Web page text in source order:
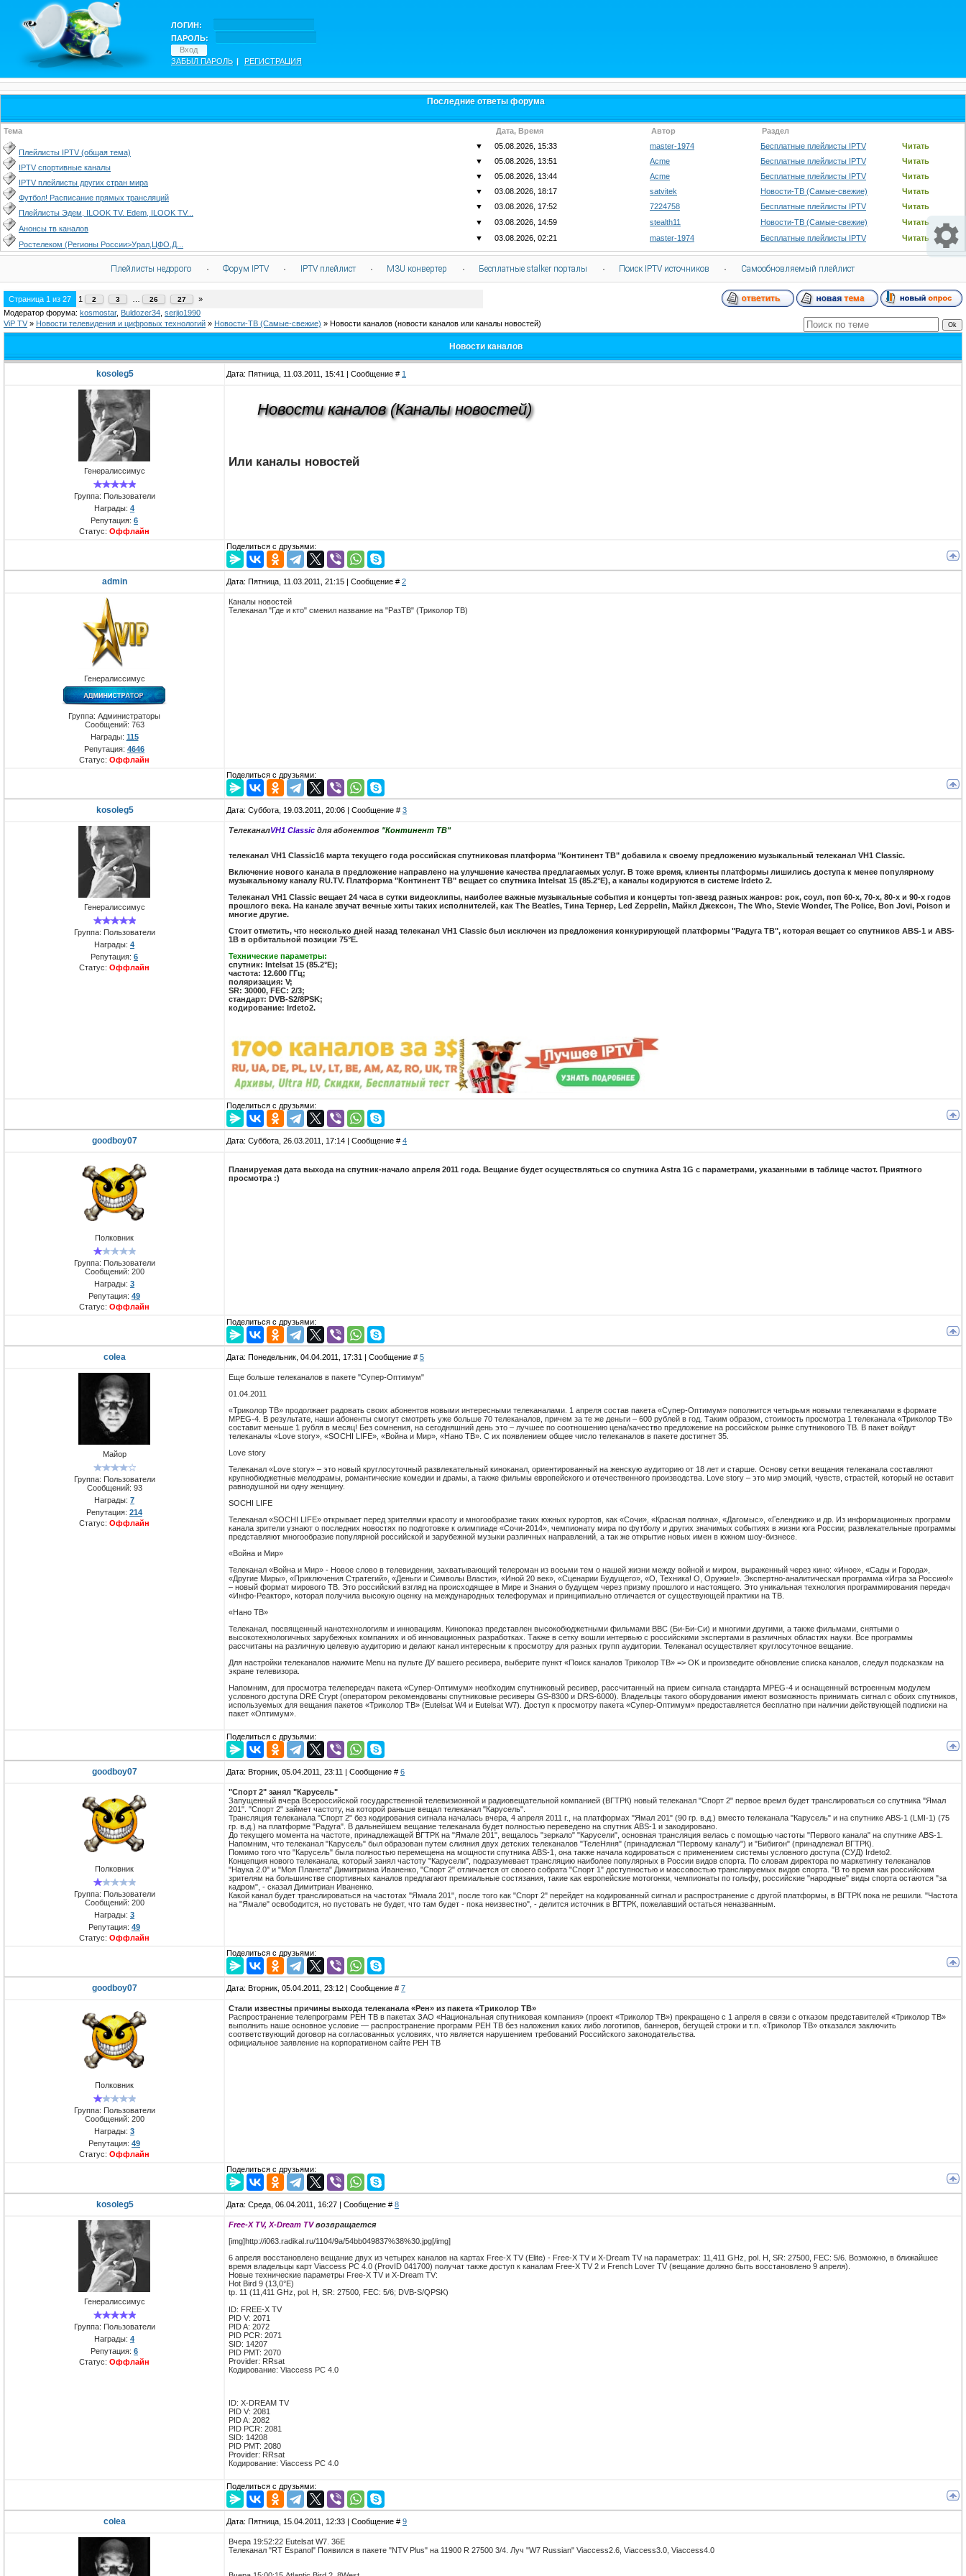
ЛОГИН:
ПАРОЛЬ:
ЗАБЫЛ ПАРОЛЬ | РЕГИСТРАЦИЯ
Последние ответы форума
Тема Дата, Время Автор Раздел
Плейлисты IPTV (общая тема)
▼ 05.08.2026, 15:33 master-1974 Бесплатные плейлисты IPTV Читать
IPTV спортивные каналы
▼ 05.08.2026, 13:51 Acme Бесплатные плейлисты IPTV Читать
IPTV плейлисты других стран мира
▼ 05.08.2026, 13:44 Acme Бесплатные плейлисты IPTV Читать
Футбол! Расписание прямых трансляций
▼ 03.08.2026, 18:17 satvitek Новости-ТВ (Самые-свежие) Читать
Плейлисты Эдем, ILOOK TV. Edem, ILOOK TV...
▼ 03.08.2026, 17:52 7224758 Бесплатные плейлисты IPTV Читать
Анонсы тв каналов
▼ 03.08.2026, 14:59 stealth11 Новости-ТВ (Самые-свежие) Читать
Ростелеком (Регионы России>Урал,ЦФО,Д...
▼ 03.08.2026, 02:21 master-1974 Бесплатные плейлисты IPTV Читать
Плейлисты недорого · Форум IPTV · IPTV плейлист · M3U конвертер · Бесплатные stalker порталы · Поиск IPTV источников · Самообновляемый плейлист
Страница 1 из 27 1 2 3 26 27
»
Модератор форума: kosmostar, Buldozer34 serjio1990
ViP TV » Новости телевидения и цифровых технологий » Новости-ТВ (Самые-свежие) » Новости каналов (новости каналов или каналы новостей)
Новости каналов
kosoleg5 Дата: Пятница, 11.03.2011, 15:41 | Сообщение # 1
Генералиссимус
Группа: Пользователи
Награды: 4
Репутация: 6
Статус: Оффлайн
Новости каналов (Каналы новостей)
Или каналы новостей
Поделиться с друзьями:
admin Дата: Пятница, 11.03.2011, 21:15 | Сообщение # 2
Генералиссимус
Группа: Администраторы
Сообщений: 763
Награды: 115
Репутация: 4646
Статус: Оффлайн
Каналы новостей
Телеканал "Где и кто" сменил название на "РазТВ" (Триколор ТВ)
Поделиться с друзьями:
kosoleg5 Дата: Суббота, 19.03.2011, 20:06 | Сообщение # 3
Генералиссимус
Группа: Пользователи
Награды: 4
Репутация: 6
Статус: Оффлайн
ТелеканалVH1 Classic для абонентов "Континент ТВ"
телеканал VH1 Classic16 марта текущего года российская спутниковая платформа "Континент ТВ" добавила к своему предложению музыкальный телеканал VH1 Classic.
Включение нового канала в предложение направлено на улучшение качества предлагаемых услуг. В тоже время, клиенты платформы лишились доступа к менее популярному
музыкальному каналу RU.TV. Платформа "Континент ТВ" вещает со спутника Intelsat 15 (85.2°E), а каналы кодируются в системе Irdeto 2.
Телеканал VH1 Classic вещает 24 часа в сутки видеоклипы, наиболее важные музыкальные события и концерты топ-звезд разных жанров: рок, соул, поп 60-х, 70-х, 80-х и 90-х годов
прошлого века. На канале звучат вечные хиты таких исполнителей, как The Beatles, Тина Тернер, Led Zeppelin, Майкл Джексон, The Who, Stevie Wonder, The Police, Bon Jovi, Poison и
многие другие.
Стоит отметить, что несколько дней назад телеканал VH1 Classic был исключен из предложения конкурирующей платформы "Радуга ТВ", которая вещает со спутников ABS-1 и ABS-
1B в орбитальной позиции 75°E.
Технические параметры:
спутник: Intelsat 15 (85.2°E);
частота: 12.600 ГГц;
поляризация: V;
SR: 30000, FEC: 2/3;
стандарт: DVB-S2/8PSK;
кодирование: Irdeto2.
Поделиться с друзьями:
goodboy07 Дата: Суббота, 26.03.2011, 17:14 | Сообщение # 4
Полковник
Группа: Пользователи
Сообщений: 200
Награды: 3
Репутация: 49
Статус: Оффлайн
Планируемая дата выхода на спутник-начало апреля 2011 года. Вещание будет осуществляться со спутника Astra 1G с параметрами, указанными в таблице частот. Приятного
просмотра :)
Поделиться с друзьями:
colea Дата: Понедельник, 04.04.2011, 17:31 | Сообщение # 5
Майор
Группа: Пользователи
Сообщений: 93
Награды: 7
Репутация: 214
Статус: Оффлайн
Еще больше телеканалов в пакете "Супер-Оптимум"
01.04.2011
«Триколор ТВ» продолжает радовать своих абонентов новыми интересными телеканалами. 1 апреля состав пакета «Супер-Оптимум» пополнится четырьмя новыми телеканалами в формате
MPEG-4. В результате, наши абоненты смогут смотреть уже больше 70 телеканалов, причем за те же деньги – 600 рублей в год. Таким образом, стоимость просмотра 1 телеканала «Триколор ТВ»
составит меньше 1 рубля в месяц! Без сомнения, на сегодняшний день это – лучшее по соотношению цена/качество предложение на российском рынке спутникового ТВ. В пакет войдут
телеканалы «Love story», «SOCHI LIFE», «Война и Мир», «Нано ТВ». С их появлением общее число телеканалов в пакете достигнет 35.
Love story
Телеканал «Love story» – это новый круглосуточный развлекательный киноканал, ориентированный на женскую аудиторию от 18 лет и старше. Основу сетки вещания телеканала составляют
крупнобюджетные мелодрамы, романтические комедии и драмы, а также фильмы европейского и отечественного производства. Love story – это мир эмоций, чувств, страстей, который не оставит
равнодушной ни одну женщину.
SOCHI LIFE
Телеканал «SOCHI LIFE» открывает перед зрителями красоту и многообразие таких южных курортов, как «Сочи», «Красная поляна», «Дагомыс», «Геленджик» и др. Из информационных программ
канала зрители узнают о последних новостях по подготовке к олимпиаде «Сочи-2014», чемпионату мира по футболу и других значимых событиях в жизни юга России; развлекательные программы
представляют многообразие популярной российской и зарубежной музыки различных направлений, а так же открытие новых имен в южном шоу-бизнесе.
«Война и Мир»
Телеканал «Война и Мир» - Новое слово в телевидении, захватывающий телероман из восьми тем о нашей жизни между войной и миром, выраженный через кино: «Иное», «Сады и Города»,
«Другие Миры», «Приключения Стратегий», «Деньги и Символы Власти», «Иной 20 век», «Сценарии Будущего», «О, Техника! О, Оружие!». Экспертно-аналитическая программа «Игра за Россию!»
– новый формат мирового ТВ. Это российский взгляд на происходящее в Мире и Знания о будущем через призму прошлого и настоящего. Это уникальная технология программирования передач
«Инфо-Реактор», которая получила высокую оценку на международных телефорумах и принципиально отличается от существующей практики на ТВ.
«Нано ТВ»
Телеканал, посвященный нанотехнологиям и инновациям. Кинопоказ представлен высокобюджетными фильмами BBC (Би-Би-Си) и многими другими, а также фильмами, снятыми о
высокотехнологичных зарубежных компаниях и об инновационных разработках. Также в сетку вошли интервью с российскими экспертами в различных областях науки. Все программы
расcчитаны на различную целевую аудиторию и делают канал интересным к просмотру для разных групп аудитории. Телеканал осуществляет круглосуточное вещание.
Для настройки телеканалов нажмите Menu на пульте ДУ вашего ресивера, выберите пункт «Поиск каналов Триколор ТВ» => OK и произведите обновление списка каналов, следуя подсказкам на
экране телевизора.
Напомним, для просмотра телепередач пакета «Супер-Оптимум» необходим спутниковый ресивер, рассчитанный на прием сигнала стандарта MPEG-4 и оснащенный встроенным модулем
условного доступа DRE Crypt (оператором рекомендованы спутниковые ресиверы GS-8300 и DRS-6000). Владельцы такого оборудования имеют возможность принимать сигнал с обоих спутников,
используемых для вещания пакетов «Триколор ТВ» (Eutelsat W4 и Eutelsat W7). Доступ к просмотру пакета «Супер-Оптимум» предоставляется бесплатно при наличии действующей подписки на
пакет «Оптимум».
Поделиться с друзьями:
goodboy07 Дата: Вторник, 05.04.2011, 23:11 | Сообщение # 6
Полковник
Группа: Пользователи
Сообщений: 200
Награды: 3
Репутация: 49
Статус: Оффлайн
"Спорт 2" занял "Карусель"
Запущенный вчера Всероссийской государственной телевизионной и радиовещательной компанией (ВГТРК) новый телеканал "Спорт 2" первое время будет транслироваться со спутника "Ямал
201". "Спорт 2" займет частоту, на которой раньше вещал телеканал "Карусель".
Трансляция телеканала "Спорт 2" без кодирования сигнала началась вчера, 4 апреля 2011 г., на платформах "Ямал 201" (90 гр. в.д.) вместо телеканала "Карусель" и на спутнике ABS-1 (LMI-1) (75
гр. в.д.) на платформе "Радуга". В дальнейшем вещание телеканала будет полностью переведено на спутник ABS-1 и закодировано.
До текущего момента на частоте, принадлежащей ВГТРК на "Ямале 201", вещалось "зеркало" "Карусели", основная трансляция велась с помощью частоты "Первого канала" на спутнике ABS-1.
Напомним, что телеканал "Карусель" был образован путем слияния двух детских телеканалов "ТелеНяня" (принадлежал "Первому каналу") и "Бибигон" (принадлежал ВГТРК).
Помимо того что "Карусель" была полностью перемещена на мощности спутника ABS-1, она также начала кодироваться с применением системы условного доступа (СУД) Irdeto2.
Концепция нового телеканала, который занял частоту "Карусели", подразумевает трансляцию наиболее популярных в России видов спорта. По словам директора по маркетингу телеканалов
"Наука 2.0" и "Моя Планета" Димитриана Иваненко, "Спорт 2" отличается от своего собрата "Спорт 1" доступностью и массовостью транслируемых видов спорта. "В то время как российским
зрителям на большинстве спортивных каналов предлагают премиальные состязания, такие как европейские мотогонки, чемпионаты по гольфу, российские "народные" виды спорта остаются "за
кадром", - сказал Димитриан Иваненко.
Какой канал будет транслироваться на частотах "Ямала 201", после того как "Спорт 2" перейдет на кодированный сигнал и распространение с другой платформы, в ВГТРК пока не решили. "Частота
на "Ямале" освободится, но пустовать не будет, что там будет - пока неизвестно", - делится источник в ВГТРК, пожелавший остаться неназванным.
Поделиться с друзьями:
goodboy07 Дата: Вторник, 05.04.2011, 23:12 | Сообщение # 7
Полковник
Группа: Пользователи
Сообщений: 200
Награды: 3
Репутация: 49
Статус: Оффлайн
Стали известны причины выхода телеканала «Рен» из пакета «Триколор ТВ»
Распространение телепрограмм РЕН ТВ в пакетах ЗАО «Национальная спутниковая компания» (проект «Триколор ТВ») прекращено c 1 апреля в связи с отказом представителей «Триколор ТВ»
выполнить наше основное условие — распространение программ РЕН ТВ без наложения каких либо логотипов, баннеров, бегущей строки и т.п. «Триколор ТВ» отказался заключить
соответствующий договор на согласованных условиях, что является нарушением требований Российского законодательства.
официальное заявление на корпоративном сайте РЕН ТВ
Поделиться с друзьями:
kosoleg5 Дата: Среда, 06.04.2011, 16:27 | Сообщение # 8
Генералиссимус
Группа: Пользователи
Награды: 4
Репутация: 6
Статус: Оффлайн
Free-X TV, X-Dream TVвозвращается
[img]http://i063.radikal.ru/1104/9a/54bb049837%38%30.jpg[/img]
6 апреля восстановлено вещание двух из четырех каналов на картах Free-X TV (Elite) - Free-X TV и X-Dream TV на параметрах: 11,411 GHz, pol. H, SR: 27500, FEC: 5/6. Возможно, в ближайшее
время владельцы карт Viaccess PC 4.0 (ProvID 041700) получат также доступ к каналам Free-X TV 2 и French Lover TV (вещание должно быть восстановлено 9 апреля).
Новые технические параметры Free-X TV и X-Dream TV:
Hot Bird 9 (13,0°E)
tp. 11 (11,411 GHz, pol. H, SR: 27500, FEC: 5/6; DVB-S/QPSK)
ID: FREE-X TV
PID V: 2071
PID A: 2072
PID PCR: 2071
SID: 14207
PID PMT: 2070
Provider: RRsat
Кодирование: Viaccess PC 4.0
ID: X-DREAM TV
PID V: 2081
PID A: 2082
PID PCR: 2081
SID: 14208
PID PMT: 2080
Provider: RRsat
Кодирование: Viaccess PC 4.0
Поделиться с друзьями:
colea Дата: Пятница, 15.04.2011, 12:33 | Сообщение # 9
Вчера 19:52:22 Eutelsat W7. 36E
Телеканал "RT Espanol" Появился в пакете "NTV Plus" на 11900 R 27500 3/4. Луч "W7 Russian" Viaccess2.6, Viaccess3.0, Viaccess4.0